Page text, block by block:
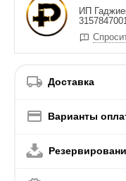
ИП
Доставка
Варианты